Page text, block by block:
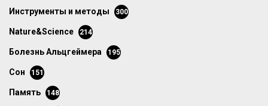
инструменты и методы 300
Nature&Science 214
болезнь Альцгеймера 195
сон 151
память 148